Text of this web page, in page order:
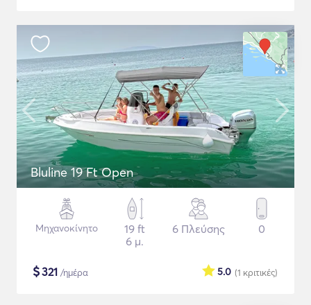
Bluline 19 Ft Open
Μηχανοκίνητο
19 ft
6 μ.
6 Πλεύσης 0
$321 /ημέρα (1 κριτικές)
5.0